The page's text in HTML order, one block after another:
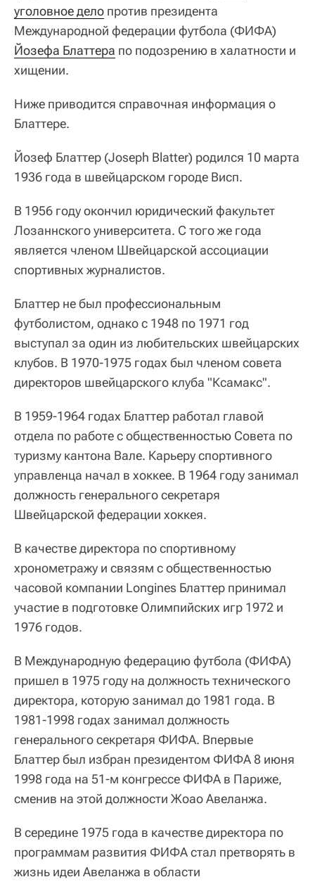
уголовное дело против президента
Международной федерации футбола (ФИФА)
Йозефа Блаттера по подозрению в халатности и
хищении.
Ниже приводится справочная информация о
Блаттере.
Йозеф Блаттер (Joseph Blatter) родился 10 марта
1936 года в швейцарском городе Висп.
В 1956 году окончил юридический факультет
Лозаннского университета. С того же года
является членом Швейцарской ассоциации
спортивных журналистов.
Блаттер не был профессиональным
футболистом, однако с 1948 по 1971 год
выступал за один из любительских швейцарских
клубов. В 1970-1975 годах был членом совета
директоров швейцарского клуба "Ксамакс".
В 1959-1964 годах Блаттер работал главой
отдела по работе с общественностью Совета по
туризму кантона Вале. Карьеру спортивного
управленца начал в хоккее. В 1964 году занимал
должность генерального секретаря
Швейцарской федерации хоккея.
В качестве директора по спортивному
хронометражу и связям с общественностью
часовой компании Longines Блаттер принимал
участие в подготовке Олимпийских игр 1972 и
1976 годов.
В Международную федерацию футбола (ФИФА)
пришел в 1975 году на должность технического
директора, которую занимал до 1981 года. В
1981-1998 годах занимал должность
генерального секретаря ФИФА. Впервые
Блаттер был избран президентом ФИФА 8 июня
1998 года на 51-м конгрессе ФИФА в Париже,
сменив на этой должности Жоао Авеланжа.
В середине 1975 года в качестве директора по
программам развития ФИФА стал претворять в
жизнь идеи Авеланжа в области